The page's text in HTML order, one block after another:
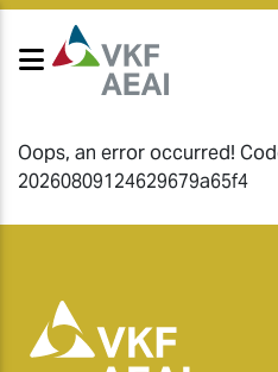
Oops, an error occurred!
20260809124629679a65f4